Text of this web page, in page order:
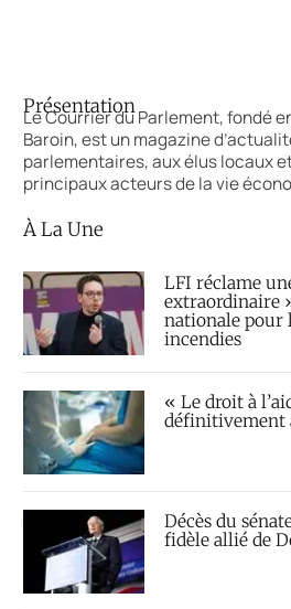
Présentation
Le Courrier du Parlement, fondé
Baroin, est un magazine
parlementaires, aux élus locaux
principaux acteurs de la vie
À La Une
LFI réclame
extraordinaire
nationale pour
incendies
« Le droit à
définitivement
Décès du
fidèle allié de